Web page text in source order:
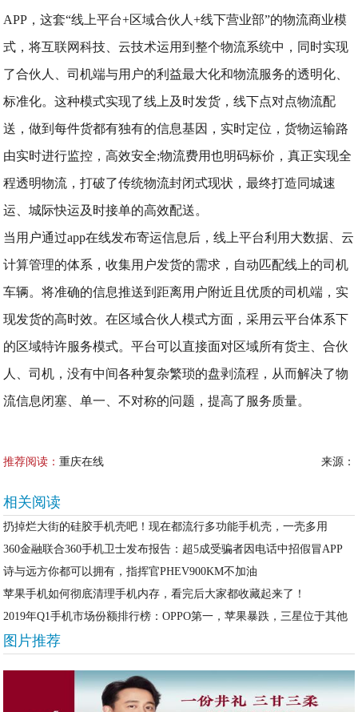
APP，这套“线上平台+区域合伙人+线下营业部”的物流商业模
式，将互联网科技、云技术运用到整个物流系统中，同时实现
了合伙人、司机端与用户的利益最大化和物流服务的透明化、
标准化。这种模式实现了线上及时发货，线下点对点物流配
送，做到每件货都有独有的信息基因，实时定位，货物运输路
由实时进行监控，高效安全;物流费用也明码标价，真正实现全
程透明物流，打破了传统物流封闭式现状，最终打造同城速
运、城际快运及时接单的高效配送。
当用户通过app在线发布寄运信息后，线上平台利用大数据、云
计算管理的体系，收集用户发货的需求，自动匹配线上的司机
车辆。将准确的信息推送到距离用户附近且优质的司机端，实
现发货的高时效。在区域合伙人模式方面，采用云平台体系下
的区域特许服务模式。平台可以直接面对区域所有货主、合伙
人、司机，没有中间各种复杂繁琐的盘剥流程，从而解决了物
流信息闭塞、单一、不对称的问题，提高了服务质量。
推荐阅读：重庆在线 来源：
相关阅读
扔掉烂大街的硅胶手机壳吧！现在都流行多功能手机壳，一壳多用
360金融联合360手机卫士发布报告：超5成受骗者因电话中招假冒APP
诗与远方你都可以拥有，指挥官PHEV900KM不加油
苹果手机如何彻底清理手机内存，看完后大家都收藏起来了！
2019年Q1手机市场份额排行榜：OPPO第一，苹果暴跌，三星位于其他
图片推荐